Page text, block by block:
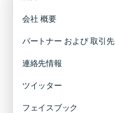
会社 概要
パートナー および 取引先
連絡先情報
ツイッター
フェイスブック